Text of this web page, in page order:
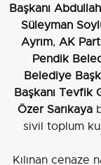
Başkanı
Süleyman
Ayrım, AK
Pendik
Belediye
Başkanı Tevfik
Özer Sarıkaya
sivil toplum
Kılınan cenaze